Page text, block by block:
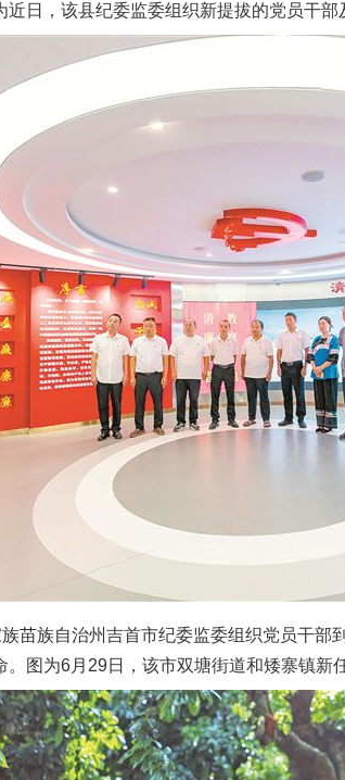
日，该县纪委监委组织新提拔的党员干
族自治州吉首市纪委监委组织党员干部
。图为6月29日，该市双塘街道和矮寨镇